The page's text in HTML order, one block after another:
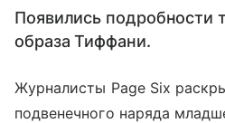
Появились подробности
образа Тиффани.
Журналисты Page Six
подвенечного наряда